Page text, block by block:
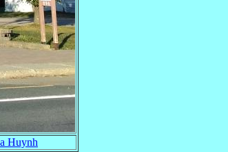
Huynh